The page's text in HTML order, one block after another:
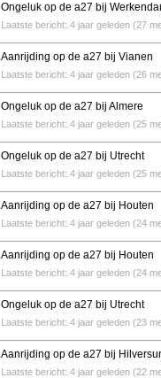
Ongeluk op de a27 bij
Laatste bericht: 4 jaar geleden (27
Aanrijding op de a27 bij Vianen
Laatste bericht: 4 jaar geleden (26
Ongeluk op de a27 bij Almere
Laatste bericht: 4 jaar geleden (25
Ongeluk op de a27 bij Utrecht
Laatste bericht: 4 jaar geleden (25
Aanrijding op de a27 bij Houten
Laatste bericht: 4 jaar geleden (24
Aanrijding op de a27 bij Houten
Laatste bericht: 4 jaar geleden (24
Ongeluk op de a27 bij Utrecht
Laatste bericht: 4 jaar geleden (23
Aanrijding op de a27 bij
Laatste bericht: 4 jaar geleden (22